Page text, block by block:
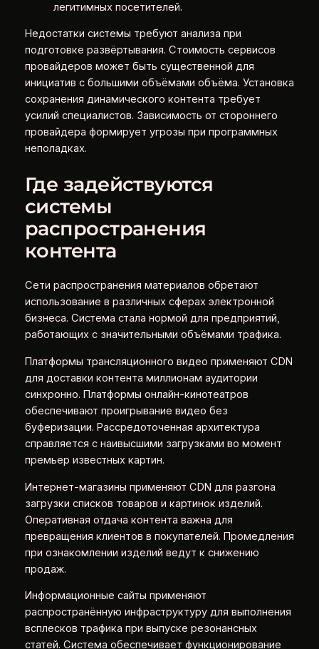
легитимных посетителей.
Недостатки системы требуют анализа при
подготовке развёртывания. Стоимость сервисов
провайдеров может быть существенной для
инициатив с большими объёмами объёма. Установка
сохранения динамического контента требует
усилий специалистов. Зависимость от стороннего
провайдера формирует угрозы при программных
неполадках.
Где задействуются
системы
распространения
контента
Сети распространения материалов обретают
использование в различных сферах электронной
бизнеса. Система стала нормой для предприятий,
работающих с значительными объёмами трафика.
Платформы трансляционного видео применяют CDN
для доставки контента миллионам аудитории
синхронно. Платформы онлайн-кинотеатров
обеспечивают проигрывание видео без
буферизации. Рассредоточенная архитектура
справляется с наивысшими загрузками во момент
премьер известных картин.
Интернет-магазины применяют CDN для разгона
загрузки списков товаров и картинок изделий.
Оперативная отдача контента важна для
превращения клиентов в покупателей. Промедления
при ознакомлении изделий ведут к снижению
продаж.
Информационные сайты применяют
распространённую инфраструктуру для выполнения
всплесков трафика при выпуске резонансных
статей. Система обеспечивает функционирование